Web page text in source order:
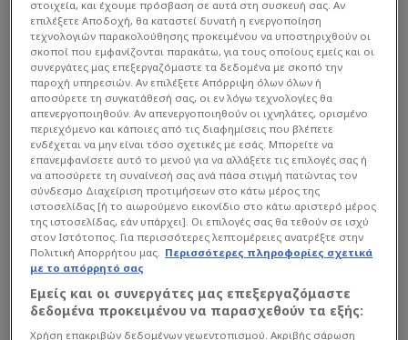
στοιχεία, και έχουμε πρόσβαση σε αυτά στη συσκευή σας. Αν
επιλέξετε Αποδοχή, θα καταστεί δυνατή η ενεργοποίηση
τεχνολογιών παρακολούθησης προκειμένου να υποστηριχθούν οι
σκοποί που εμφανίζονται παρακάτω, για τους οποίους εμείς και οι
συνεργάτες μας επεξεργαζόμαστε τα δεδομένα με σκοπό την
παροχή υπηρεσιών. Αν επιλέξετε Απόρριψη όλων όλων ή
αποσύρετε τη συγκατάθεσή σας, οι εν λόγω τεχνολογίες θα
απενεργοποιηθούν. Αν απενεργοποιηθούν οι ιχνηλάτες, ορισμένο
περιεχόμενο και κάποιες από τις διαφημίσεις που βλέπετε
ενδέχεται να μην είναι τόσο σχετικές με εσάς. Μπορείτε να
επανεμφανίσετε αυτό το μενού για να αλλάξετε τις επιλογές σας ή
να αποσύρετε τη συναίνεσή σας ανά πάσα στιγμή πατώντας τον
σύνδεσμο Διαχείριση προτιμήσεων στο κάτω μέρος της
ιστοσελίδας [ή το αιωρούμενο εικονίδιο στο κάτω αριστερό μέρος
της ιστοσελίδας, εάν υπάρχει]. Οι επιλογές σας θα τεθούν σε ισχύ
στον Ιστότοπος. Για περισσότερες λεπτομέρειες ανατρέξτε στην
Πολιτική Απορρήτου μας. Περισσότερες πληροφορίες σχετικά
με το απόρρητό σας
Εμείς και οι συνεργάτες μας επεξεργαζόμαστε
δεδομένα προκειμένου να παρασχεθούν τα εξής:
Χρήση επακριβών δεδομένων γεωεντοπισμού. Ακριβής σάρωση